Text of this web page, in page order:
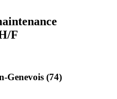
F
Genevois (74)